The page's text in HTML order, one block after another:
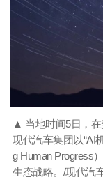
▲ 当地时间5日，在
现代汽车集团以“AI
g Human Progress
生态战略。/现代汽